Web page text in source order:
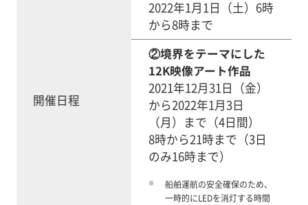
開催日程
2022年1月1日（土）6時
から8時まで
②境界をテーマにした
12K映像アート作品
2021年12月31日（金）
から2022年1月3日
（月）まで（4日間）
8時から21時まで（3日
のみ16時まで）
※
船舶運航の安全確保のため、
一時的にLEDを消灯する時間